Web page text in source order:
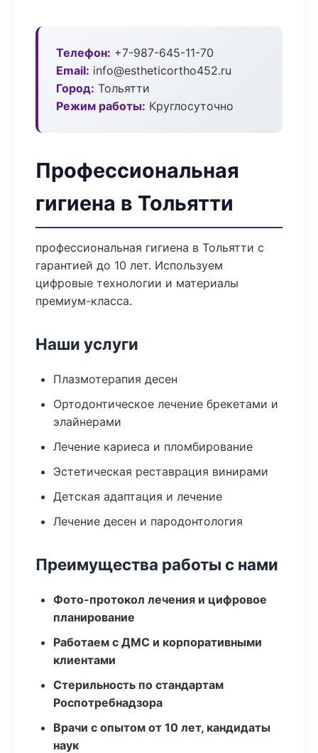
Телефон: +7-987-645-11-70
Email: info@estheticortho452.ru
Город: Тольятти
Режим работы: Круглосуточно
Профессиональная
гигиена в Тольятти
профессиональная гигиена в Тольятти с
гарантией до 10 лет. Используем
цифровые технологии и материалы
премиум-класса.
Наши услуги
Плазмотерапия десен
Ортодонтическое лечение брекетами и
элайнерами
Лечение кариеса и пломбирование
Эстетическая реставрация винирами
Детская адаптация и лечение
Лечение десен и пародонтология
Преимущества работы с нами
Фото-протокол лечения и цифровое
планирование
Работаем с ДМС и корпоративными
клиентами
Стерильность по стандартам
Роспотребнадзора
Врачи с опытом от 10 лет, кандидаты
наук